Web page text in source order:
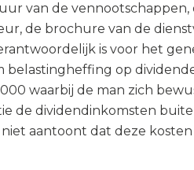
van de
de brochure van de
is voor het
op
waarbij de man zich
de dividendinkomsten
aantoont dat deze